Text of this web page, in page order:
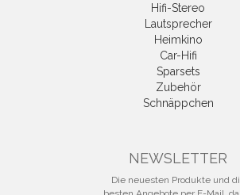
Hifi-Stereo
Lautsprecher
Heimkino
Car-Hifi
Sparsets
Zubehör
Schnäppchen
NEWSLETTER
Die neuesten Produkte und